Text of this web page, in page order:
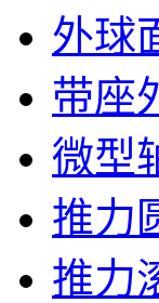
外球
带座
微型
推力
推力